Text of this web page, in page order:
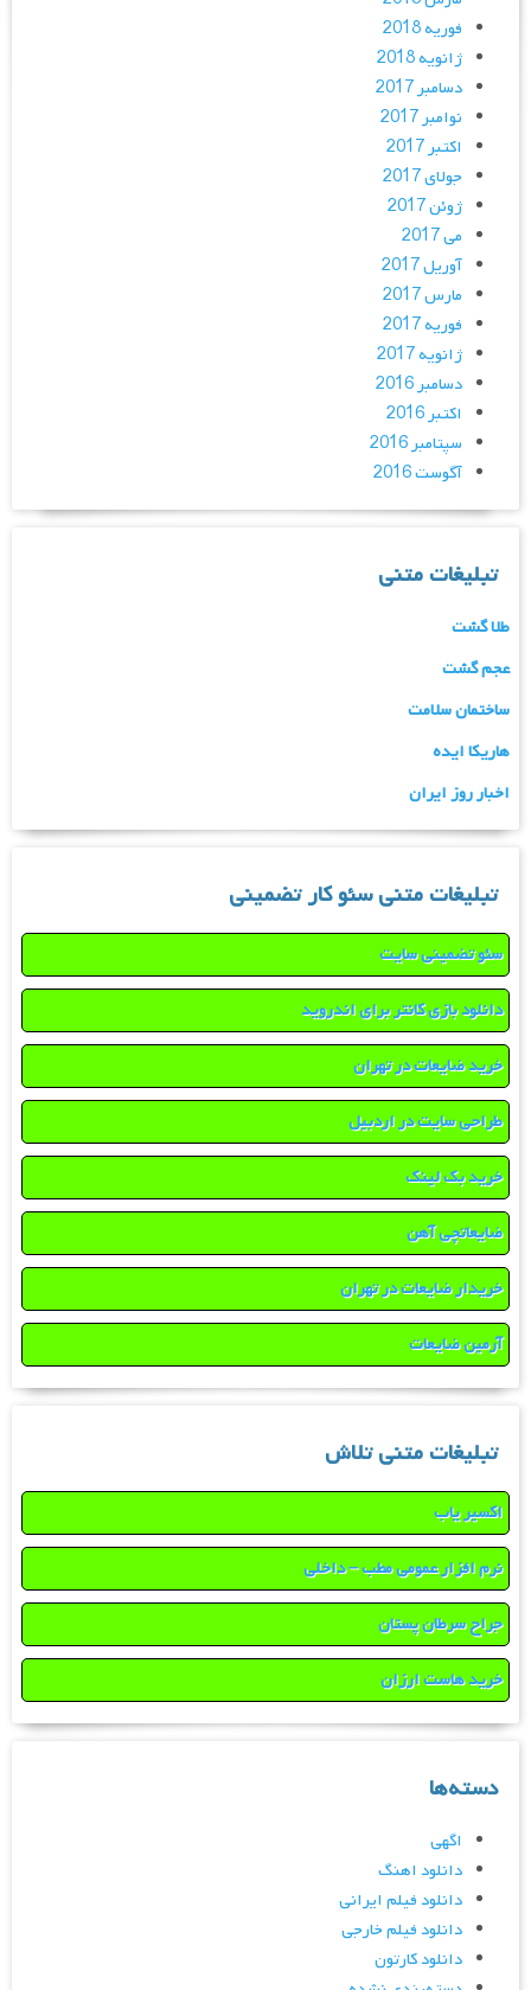
فوریه 2018
ژانویه 2018
دسامبر 2017
نوامبر 2017
اکتبر 2017
جولای 2017
ژوئن 2017
می 2017
آوریل 2017
مارس 2017
فوریه 2017
ژانویه 2017
دسامبر 2016
اکتبر 2016
سپتامبر 2016
آگوست 2016
تبلیغات متنی
طلا گشت
عجم گشت
ساختمان سلامت
هاریکا ایده
اخبار روز ایران
تبلیغات متنی سئو کار تضمینی
سئو تضمینی سایت
دانلود بازی کانتر برای اندروید
خرید ضایعات در تهران
طراحی سایت در اردبیل
خرید بک لینک
ضایعاتچی آهن
خریدار ضایعات در تهران
آرمین ضایعات
تبلیغات متنی تلاش
اکسیر یاب
نرم افزار عمومی مطب – داخلی
جراح سرطان پستان
خرید هاست ارزان
دسته‌ها
اگهی
دانلود اهنگ
دانلود فیلم ایرانی
دانلود فیلم خارجی
دانلود کارتون